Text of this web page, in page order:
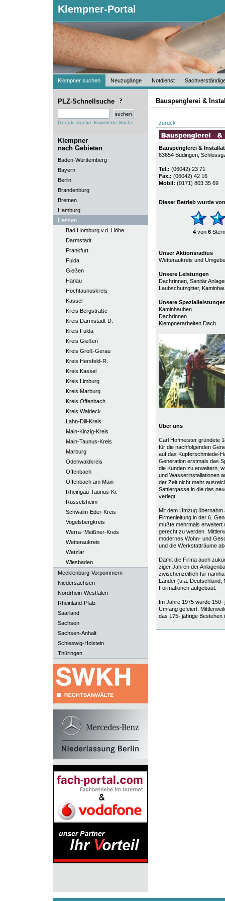
Klempner-Portal
Klempner suchen Neuzugänge Notdienst
PLZ-Schnellsuche
Google Suche Erweiterte Suche
Klempner
nach Gebieten
Baden-Württemberg
Bayern
Berlin
Brandenburg
Bremen
Hamburg
Hessen
Bad Homburg v.d. Höhe
Darmstadt
Frankfurt
Fulda
Gießen
Hanau
Hochtaunuskreis
Kassel
Kreis Bergstraße
Kreis Darmstadt-D.
Kreis Fulda
Kreis Gießen
Kreis Groß-Gerau
Kreis Hersfeld-R.
Kreis Kassel
Kreis Limburg
Kreis Marburg
Kreis Offenbach
Kreis Waldeck
Lahn-Dill-Kreis
Main-Kinzig-Kreis
Main-Taunus-Kreis
Marburg
Odenwaldkreis
Offenbach
Offenbach am Main
Rheingau-Taunus-Kr.
Rüsselsheim
Schwalm-Eder-Kreis
Vogelsbergkreis
Werra- Meißner-Kreis
Wetteraukreis
Wetzlar
Wiesbaden
Mecklenburg-Vorpommern
Niedersachsen
Nordrhein-Westfalen
Rheinland-Pfalz
Saarland
Sachsen
Sachsen-Anhalt
Schleswig-Holstein
Thüringen
Bauspenglerei &
zurück
Bauspenglerei &
63654 Büdingen,
Tel.: (06042) 23 71
Fax.: (06042) 42 16
Mobil: (0171) 803 35 69
Dieser Betrieb wurde
4von 6
Unser Aktionsradius
Wetteraukreis und
Unsere Leistungen
Dachrinnen, Sanitär
Laubschutzgitter,
Unsere
Kaminhauben
Dachrinnen
Klempnerarbeiten Dach
Über uns
Carl Hofmeister gründete
für die nachfolgenden
auf das Kupferschmiede-
Generation erstmals das
die Kunden zu erweitern,
und Wasserinstallationen
der Zeit nicht mehr
Sattlergasse in die das
verlegt.
Mit dem Umzug
Firmenleitung in der 6.
mußte mehrmals erweitert
gerecht zu werden.
modernes Wohn- und
und die Werkstatträume
Damit die Firma auch
ziger Jahren der
zwischenzeitlich für
Länder (u.a. Deutschland,
Formationen aufgebaut.
Im Jahre 1975 wurde
Umfang gefeiert.
das 175- jährige Bestehen